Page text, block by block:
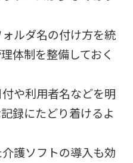
ルダ名の付け方を統
体制を整備しておく
や利用者名などを明
録にたどり着けるよ
護ソフトの導入も効